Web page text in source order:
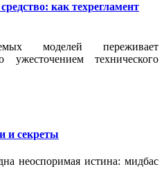
как техрегламент
моделей переживает
ужесточением технического
и секреты
неоспоримая истина: мидбас